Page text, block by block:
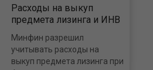
Расходы на выкуп
предмета лизинга и ИНВ
Минфин разрешил
учитывать расходы на
выкуп предмета лизинга при